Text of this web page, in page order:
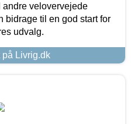
andre velovervejede
bidrage til en god start for
udvalg.
Livrig.dk